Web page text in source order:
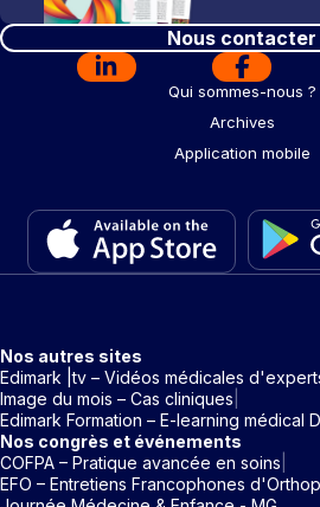
Nous contacter
Qui sommes-nous ?
Archives
Application mobile
Nos autres sites
Edimark |tv – Vidéos médicales
Image du mois – Cas cliniques
Edimark Formation – E-learning médical
Nos congrès et événements
COFPA – Pratique avancée en soins
EFO – Entretiens Francophones